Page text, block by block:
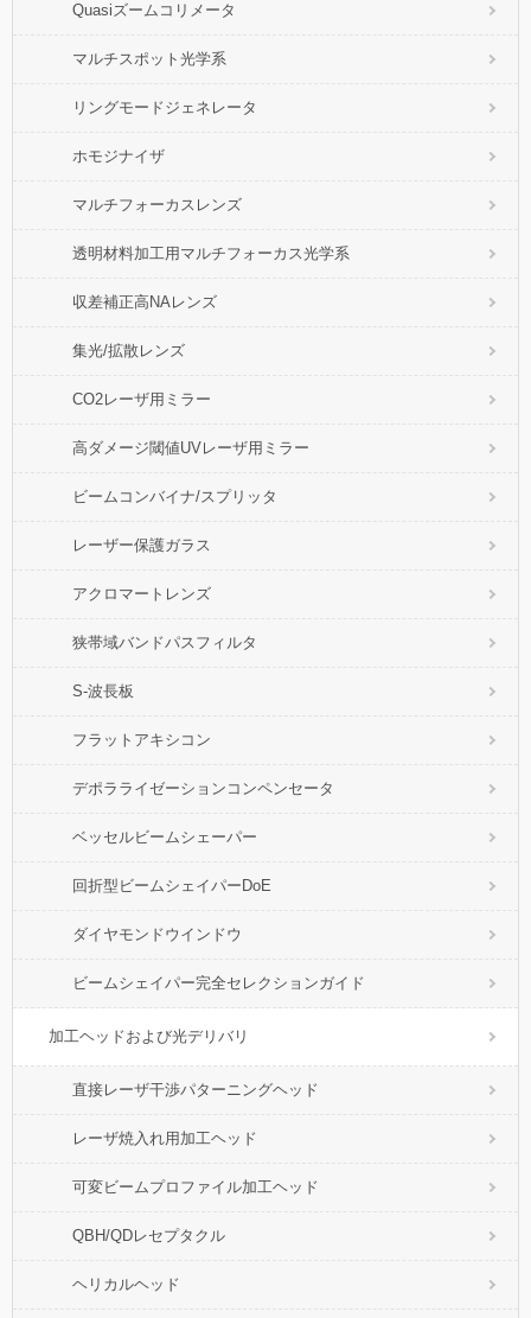
Quasiズームコリメータ
マルチスポット光学系
リングモードジェネレータ
ホモジナイザ
マルチフォーカスレンズ
透明材料加工用マルチフォーカス光学系
収差補正高NAレンズ
集光/拡散レンズ
CO2レーザ用ミラー
高ダメージ閾値UVレーザ用ミラー
ビームコンバイナ/スプリッタ
レーザー保護ガラス
アクロマートレンズ
狭帯域バンドパスフィルタ
S-波長板
フラットアキシコン
デポラライゼーションコンペンセータ
ベッセルビームシェーパー
回折型ビームシェイパーDoE
ダイヤモンドウインドウ
ビームシェイパー完全セレクションガイド
加工ヘッドおよび光デリバリ
直接レーザ干渉パターニングヘッド
レーザ焼入れ用加工ヘッド
可変ビームプロファイル加工ヘッド
QBH/QDレセプタクル
ヘリカルヘッド